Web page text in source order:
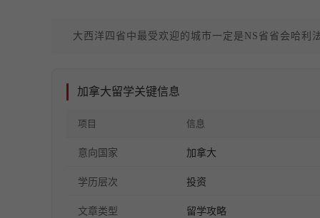
大西洋四省中最受欢迎的城市一定是NS省省会哈利
加拿大留学关键信息
项目 信息
意向国家 加拿大
学历层次 投资
文章类型 留学攻略